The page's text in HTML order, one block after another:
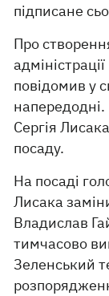
підписане
Про
повідомив у
напередодні.
Сергія
посаду.
На посаді
Лисака
Владислав
тимчасово
Зеленський